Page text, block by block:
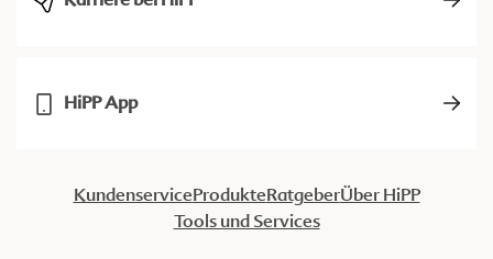
HiPP App
KundenserviceProdukteRatgeberÜber HiPP
Tools und Services